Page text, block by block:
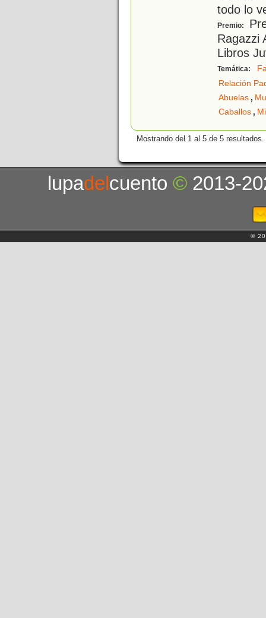
todo lo
Premio:
Ragazzi
Libros
Temática:
Relación
Abuelas,
Caballos,
Mostrando del 1 al 5 de 5 resultados.
lupadelcuento© 2013-
©